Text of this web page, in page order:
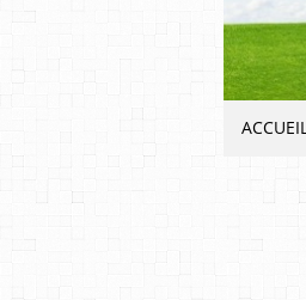
ACCUEIL